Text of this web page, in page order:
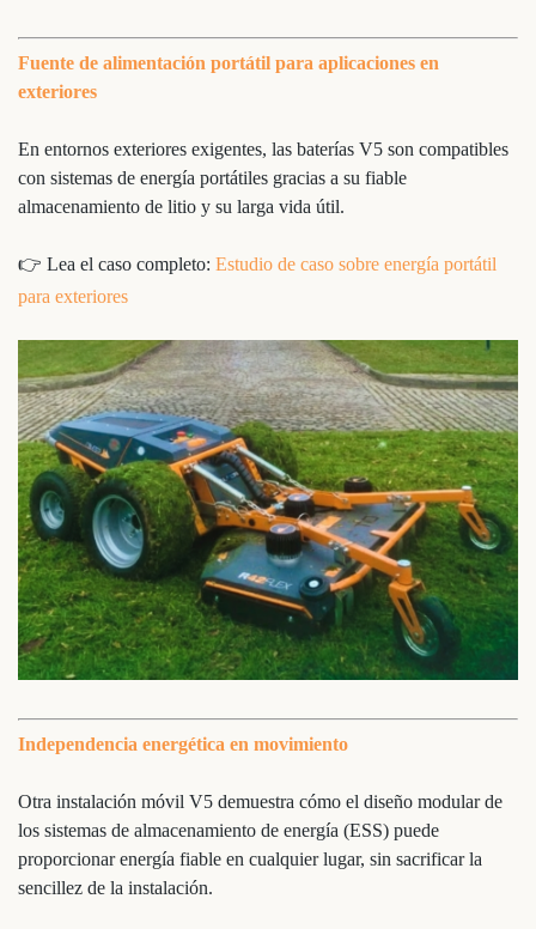
Fuente de alimentación portátil para aplicaciones en
exteriores
En entornos exteriores exigentes, las baterías V5 son compatibles
con sistemas de energía portátiles gracias a su fiable
almacenamiento de litio y su larga vida útil.
👉 Lea el caso completo: Estudio de caso sobre energía portátil
para exteriores
Independencia energética en movimiento
Otra instalación móvil V5 demuestra cómo el diseño modular de
los sistemas de almacenamiento de energía (ESS) puede
proporcionar energía fiable en cualquier lugar, sin sacrificar la
sencillez de la instalación.